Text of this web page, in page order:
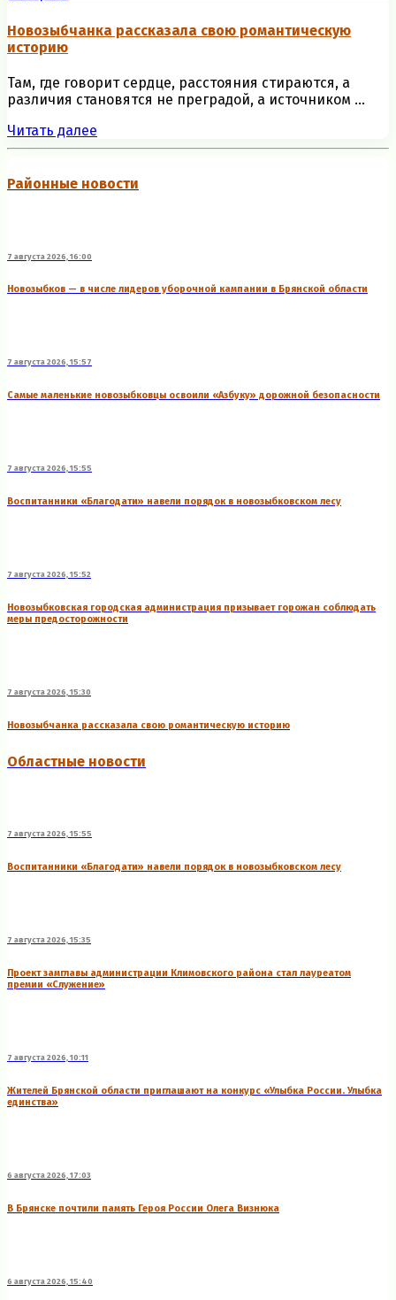
Новозыбчанка рассказала свою романтическую
историю
Там, где говорит сердце, расстояния стираются, а
различия становятся не преградой, а источником ...
Читать далее
Районные новости
7 августа 2026, 16:00
Новозыбков — в числе лидеров уборочной кампании в Брянской области
7 августа 2026, 15:57
Самые маленькие новозыбковцы освоили «Азбуку» дорожной безопасности
7 августа 2026, 15:55
Воспитанники «Благодати» навели порядок в новозыбковском лесу
7 августа 2026, 15:52
Новозыбковская городская администрация призывает горожан соблюдать
меры предосторожности
7 августа 2026, 15:30
Новозыбчанка рассказала свою романтическую историю
Областные новости
7 августа 2026, 15:55
Воспитанники «Благодати» навели порядок в новозыбковском лесу
7 августа 2026, 15:35
Проект замглавы администрации Климовского района стал лауреатом
премии «Служение»
7 августа 2026, 10:11
Жителей Брянской области приглашают на конкурс «Улыбка России. Улыбка
единства»
6 августа 2026, 17:03
В Брянске почтили память Героя России Олега Визнюка
6 августа 2026, 15:40